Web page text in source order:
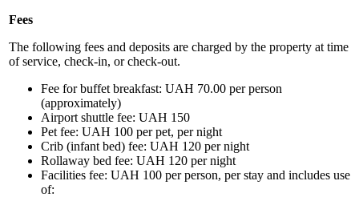
Fees
The following fees and deposits are charged by the property at time
of service, check-in, or check-out.
Fee for buffet breakfast: UAH 70.00 per person
(approximately)
Airport shuttle fee: UAH 150
Pet fee: UAH 100 per pet, per night
Crib (infant bed) fee: UAH 120 per night
Rollaway bed fee: UAH 120 per night
Facilities fee: UAH 100 per person, per stay and includes use
of: